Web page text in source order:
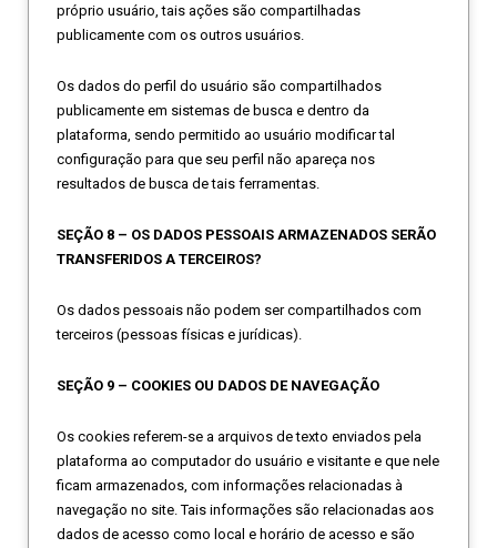
próprio usuário, tais ações são compartilhadas
publicamente com os outros usuários.
Os dados do perfil do usuário são compartilhados
publicamente em sistemas de busca e dentro da
plataforma, sendo permitido ao usuário modificar tal
configuração para que seu perfil não apareça nos
resultados de busca de tais ferramentas.
SEÇÃO 8 – OS DADOS PESSOAIS ARMAZENADOS SERÃO
TRANSFERIDOS A TERCEIROS?
Os dados pessoais não podem ser compartilhados com
terceiros (pessoas físicas e jurídicas).
SEÇÃO 9 – COOKIES OU DADOS DE NAVEGAÇÃO
Os cookies referem-se a arquivos de texto enviados pela
plataforma ao computador do usuário e visitante e que nele
ficam armazenados, com informações relacionadas à
navegação no site. Tais informações são relacionadas aos
dados de acesso como local e horário de acesso e são